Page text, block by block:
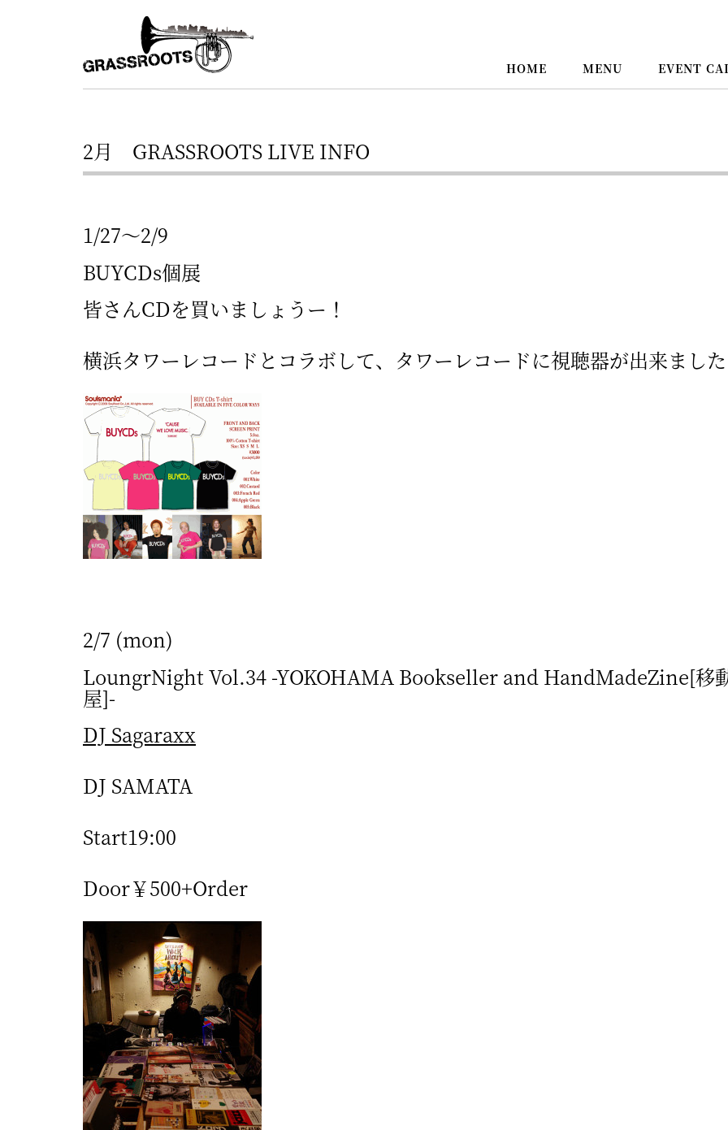
浜
グ
ス
ル
ツ
–
YOKOHAMA
Grassroots
–
駅
北
口
か
徒
歩
約
3
鶴
屋
町
に
あ
る
ダ
イ
グ
バ
ー
HOME MENU EVENT
2月 GRASSROOTS LIVE INFO
1/27～2/9
BUYCDs個展
皆さんCDを買いましょうー！
横浜タワーレコードとコラボして、タワーレコードに視聴器が出来まし
2/7 (mon)
LoungrNight Vol.34 -YOKOHAMA Bookseller and HandMadeZine[移
屋]-
DJ Sagaraxx
DJ SAMATA
Start19:00
Door￥500+Order